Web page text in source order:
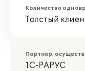
Количество
Толстый
Партнер,
1С-РАРУС